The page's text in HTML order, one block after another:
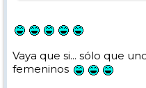
Vaya que si... sólo que
femeninos